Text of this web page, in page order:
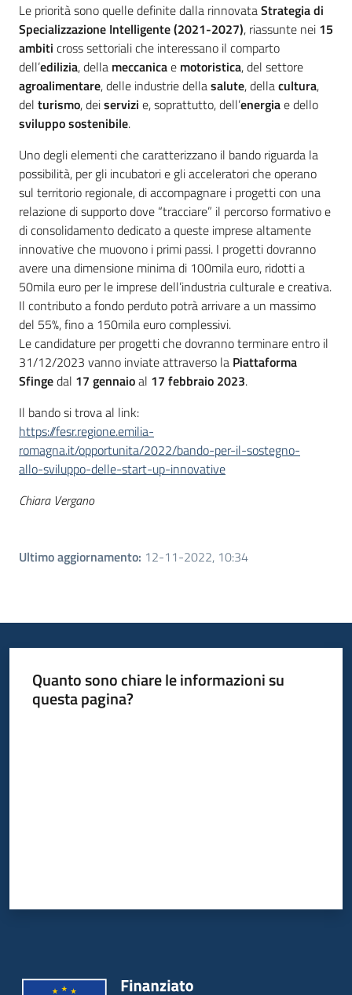
Le priorità sono quelle definite dalla rinnovataStrategia di
Specializzazione Intelligente (2021-2027), riassunte nei 15
ambiti cross settoriali che interessano il comparto
dell’edilizia, della meccanicae motoristica, del settore
agroalimentare, delle industrie dellasalute, dellacultura,
del turismo, deiservizi e, soprattutto, dell’energiae dello
sviluppo sostenibile.
Uno degli elementi che caratterizzano il bando riguarda la
possibilità, per gli incubatori e gli acceleratori che operano
sul territorio regionale, di accompagnare i progetti con una
relazione di supporto dove “tracciare” il percorso formativo e
di consolidamento dedicato a queste imprese altamente
innovative che muovono i primi passi. I progetti dovranno
avere una dimensione minima di 100mila euro, ridotti a
50mila euro per le imprese dell’industria culturale e creativa.
Il contributo a fondo perduto potrà arrivare a un massimo
del 55%, fino a 150mila euro complessivi.
Le candidature per progetti che dovranno terminare entro il
31/12/2023 vanno inviate attraverso la Piattaforma
Sfingedal 17 gennaioal 17 febbraio 2023.
Il bando si trova al link:
https://fesr.regione.emilia-
romagna.it/opportunita/2022/bando-per-il-sostegno-
allo-sviluppo-delle-start-up-innovative
Chiara Vergano
Ultimo aggiornamento: 12-11-2022, 10:34
Quanto sono chiare le informazioni su
questa pagina?